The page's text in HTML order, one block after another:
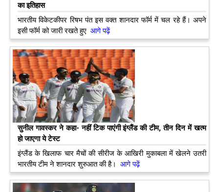
का इतिहास
भारतीय विकेटकीपर रिषभ पंत इस वक्त शानदार फॉर्म में चल रहे हैं। अपने
इसी फॉर्म को जारी रखते हुए आगे पढ़ें
सुनील गावस्कर ने कहा- नहीं टिक पाएंगी इंग्लैंड की टीम, तीन दिन में खत्म
हो जाएगा ये टेस्ट
इंग्लैंड के खिलाफ चार मैचों की सीरीज के आखिरी मुकाबला में खेलने उतरी
भारतीय टीम ने शानदार शुरुआत की है।
आगे पढ़ें